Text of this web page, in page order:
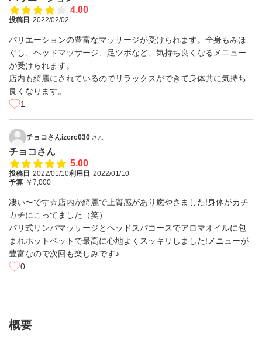
4.00
投稿日 2022/02/02
バリエーションの豊富なマッサージが受けられます。全身もみほ
ぐし、ヘッドマッサージ、足ツボなど、気持ち良くなるメニュー
が受けられます。
店内も綺麗にされているのでリラックスができて身体共に気持ち
良くなります。
1
チョコさんizcrc030 さん
チョコさん
5.00
投稿日 2022/01/10利用日 2022/01/10
予算 ￥7,000
凄い〜です☆店内が綺麗で上質感があり癒やさました!身体がカチ
カチにこってました（笑）
バリ式リンパマッサージとヘッドスパコースでアロマオイルに包
まれホットベットで最高に心地よくスッキリしました!メニューが
豊富なので次回も楽しみです♪
0
概要